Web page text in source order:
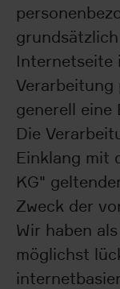
Internetseite
generell eine
Die
Einklang mit
KG"
Zweck der
Wir haben
möglichst